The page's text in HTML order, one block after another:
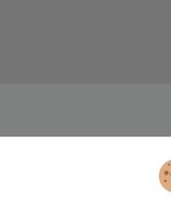
Menü mit jeweils einem